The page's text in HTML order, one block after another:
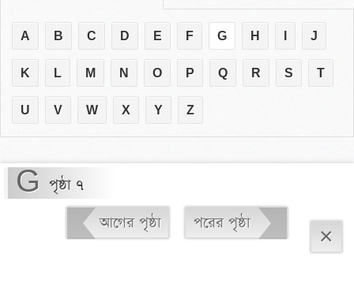
A B C D E F G H I J
K L M N O P Q R S T
U V W X Y Z
G পৃষ্ঠা ৭
আগের পৃষ্ঠা
পরের পৃষ্ঠা
×